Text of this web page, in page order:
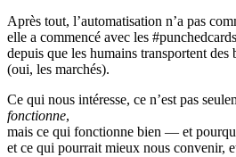
Après tout, l’automatisation n’a pas
elle a commencé avec les
depuis que les humains transportent des
(oui, les marchés).
Ce qui nous intéresse, ce n’est pas
fonctionne,
mais ce qui fonctionne bien — et
et ce qui pourrait mieux nous convenir,